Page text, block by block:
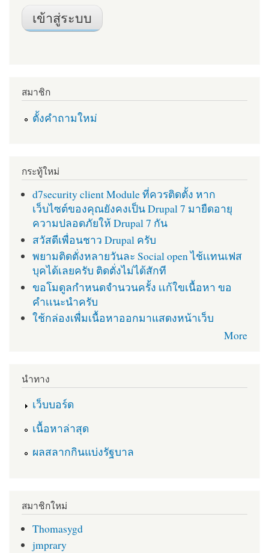
สมาชิก
ตั้งคำถามใหม่
กระทู้ใหม่
d7security client Module ที่ควรติดตั้ง หาก
เว็บไซต์ของคุณยังคงเป็น Drupal 7 มายืดอายุ
ความปลอดภัยให้ Drupal 7 กัน
สวัสดีเพื่อนชาว Drupal ครับ
พยามติดตั่งหลายวันละ Social open ไช้เเทนเฟส
บุคได้เลยครับ ติดตั่งไม่ได้สักที
ขอโมดูลกำหนดจำนวนครั้ง เเก้ใขเนื้อหา ขอ
คำเเนะนำครับ
ใช้กล่องเพื่มเนื้อหาออกมาแสดงหน้าเว็บ
More
นำทาง
เว็บบอร์ด
เนื้อหาล่าสุด
ผลสลากกินแบ่งรัฐบาล
สมาชิกใหม่
Thomasygd
jmprary